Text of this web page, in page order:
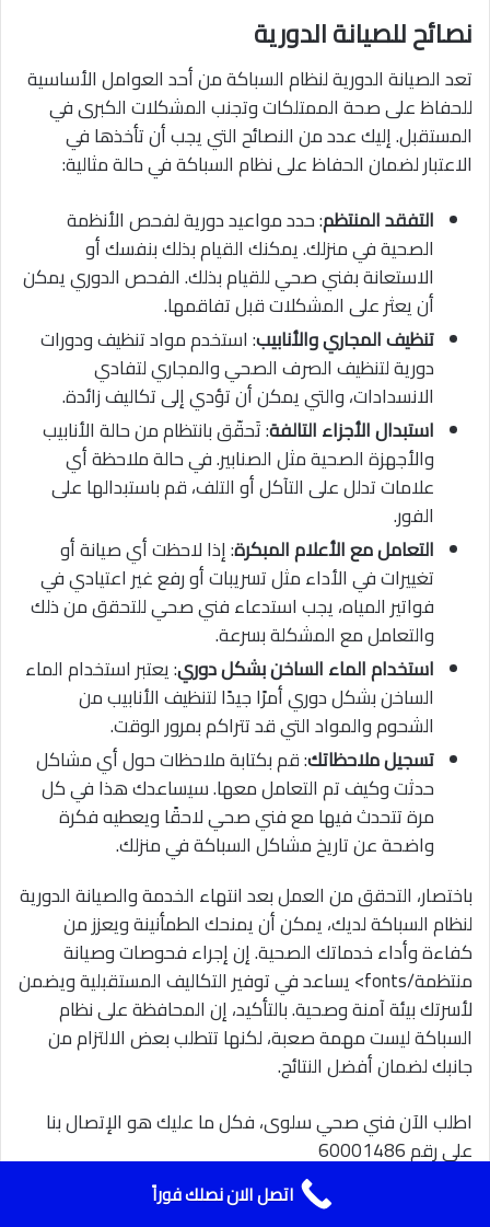
نصائح للصيانة الدورية
تعد الصيانة الدورية لنظام السباكة من أحد العوامل الأساسية
للحفاظ على صحة الممتلكات وتجنب المشكلات الكبرى في
المستقبل. إليك عدد من النصائح التي يجب أن تأخذها في
الاعتبار لضمان الحفاظ على نظام السباكة في حالة مثالية:
التفقد المنتظم: حدد مواعيد دورية لفحص الأنظمة
الصحية في منزلك. يمكنك القيام بذلك بنفسك أو
الاستعانة بفني صحي للقيام بذلك. الفحص الدوري يمكن
أن يعثر على المشكلات قبل تفاقمها.
تنظيف المجاري والأنابيب: استخدم مواد تنظيف ودورات
دورية لتنظيف الصرف الصحي والمجاري لتفادي
الانسدادات، والتي يمكن أن تؤدي إلى تكاليف زائدة.
استبدال الأجزاء التالفة: تَحقّق بانتظام من حالة الأنابيب
والأجهزة الصحية مثل الصنابير. في حالة ملاحظة أي
علامات تدلل على التآكل أو التلف، قم باستبدالها على
الفور.
التعامل مع الأعلام المبكرة: إذا لاحظت أي صيانة أو
تغييرات في الأداء مثل تسريبات أو رفع غير اعتيادي في
فواتير المياه، يجب استدعاء فني صحي للتحقق من ذلك
والتعامل مع المشكلة بسرعة.
استخدام الماء الساخن بشكل دوري: يعتبر استخدام الماء
الساخن بشكل دوري أمرًا جيدًا لتنظيف الأنابيب من
الشحوم والمواد التي قد تتراكم بمرور الوقت.
تسجيل ملاحظاتك: قم بكتابة ملاحظات حول أي مشاكل
حدثت وكيف تم التعامل معها. سيساعدك هذا في كل
مرة تتحدث فيها مع فني صحي لاحقًا ويعطيه فكرة
واضحة عن تاريخ مشاكل السباكة في منزلك.
باختصار، التحقق من العمل بعد انتهاء الخدمة والصيانة الدورية
لنظام السباكة لديك، يمكن أن يمنحك الطمأنينة ويعزز من
كفاءة وأداء خدماتك الصحية. إن إجراء فحوصات وصيانة
منتظمة/fonts> يساعد في توفير التكاليف المستقبلية ويضمن
لأسرتك بيئة آمنة وصحية. بالتأكيد، إن المحافظة على نظام
السباكة ليست مهمة صعبة، لكنها تتطلب بعض الالتزام من
جانبك لضمان أفضل النتائج.
اطلب الآن فني صحي سلوى، فكل ما عليك هو الإتصال بنا
على رقم 60001486
أهم الأسئلة الشائعةاتصل الان نصلك فوراً